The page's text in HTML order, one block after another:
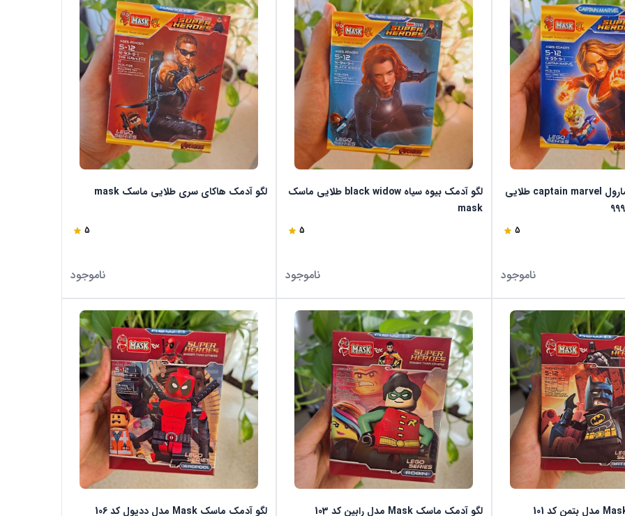
لگو آدمک کاپتان مارول captain marvel طلایی
5
ناموجود
لگو آدمک بیوه سیاه black widow طلایی ماسک
mask
5
ناموجود
لگو آدمک هاکای سری طلایی ماسک mask
5
ناموجود
لگو آدمک ماسک Mask مدل رابین کد 103 لگو آدمک ماسک Mask مدل ددپول کد 106